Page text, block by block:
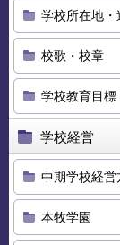
学校所在地・
校歌・校章
学校教育目標
学校経営
中期学校経営
本牧学園